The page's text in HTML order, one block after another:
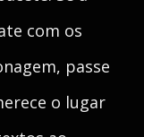
com os
passe
o lugar